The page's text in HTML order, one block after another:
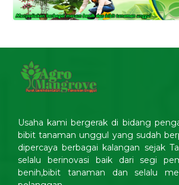
Usaha kami bergerak di bidang
bibit tanaman unggul yang sudah
dipercaya berbagai kalangan sejak
selalu berinovasi baik dari segi
benih,bibit tanaman dan selalu